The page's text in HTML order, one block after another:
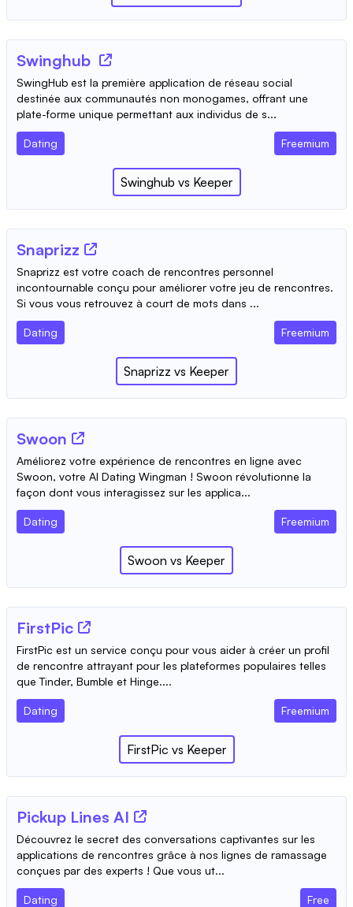
Swinghub
SwingHub est la première application de réseau social
destinée aux communautés non monogames, offrant une
plate-forme unique permettant aux individus de s...
Dating Freemium
Swinghub vs Keeper
Snaprizz
Snaprizz est votre coach de rencontres personnel
incontournable conçu pour améliorer votre jeu de rencontres.
Si vous vous retrouvez à court de mots dans ...
Dating Freemium
Snaprizz vs Keeper
Swoon
Améliorez votre expérience de rencontres en ligne avec
Swoon, votre AI Dating Wingman ! Swoon révolutionne la
façon dont vous interagissez sur les applica...
Dating Freemium
Swoon vs Keeper
FirstPic
FirstPic est un service conçu pour vous aider à créer un profil
de rencontre attrayant pour les plateformes populaires telles
que Tinder, Bumble et Hinge....
Dating Freemium
FirstPic vs Keeper
Pickup Lines AI
Découvrez le secret des conversations captivantes sur les
applications de rencontres grâce à nos lignes de ramassage
conçues par des experts ! Que vous ut...
Dating Free